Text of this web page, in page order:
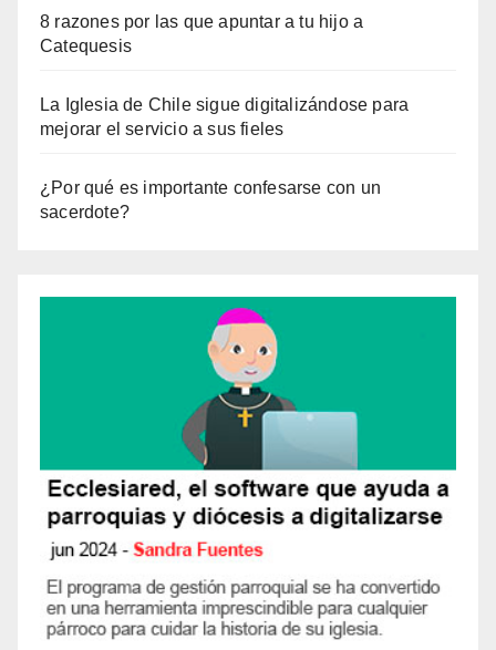
8 razones por las que apuntar a tu hijo a
Catequesis
La Iglesia de Chile sigue digitalizándose para
mejorar el servicio a sus fieles
¿Por qué es importante confesarse con un
sacerdote?